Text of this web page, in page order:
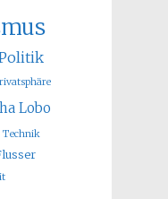
Lobo
Technik